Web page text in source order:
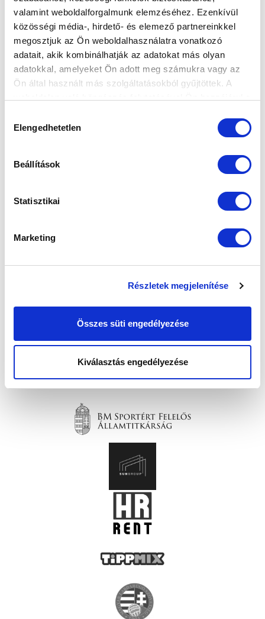
valamint weboldalforgalmunk elemzéséhez. Ezenkívül
közösségi média-, hirdető- és elemező partnereinkkel
megosztjuk az Ön weboldalhasználatra vonatkozó
adatait, akik kombinálhatják az adatokat más olyan
adatokkal, amelyeket Ön adott meg számukra vagy az
Ön által használt más szolgáltatásokból gyűjtöttek. A
kiválasztása
Elengedhetetlen
Beállítások
Statisztikai
Marketing
Részletek megjelenítése
Összes süti engedélyezése
Kiválasztás engedélyezése
Elfogadom azAdatvédelmi tájékoztatót!
FELIRATKOZOM